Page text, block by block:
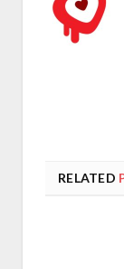
RELATED